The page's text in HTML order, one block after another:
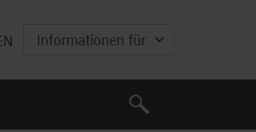
Informationen für
Suche
Suche